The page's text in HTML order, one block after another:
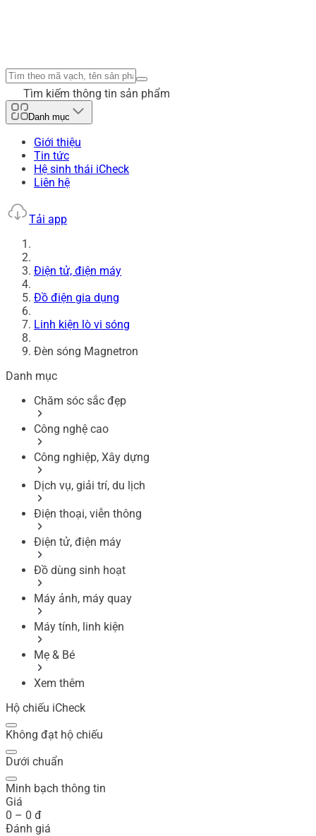
Tìm kiếm thông tin sản phẩm
Danh mục
Giới thiệu
Tin tức
Hệ sinh thái iCheck
Liên hệ
Tải app
Điện tử, điện máy
Đồ điện gia dụng
Linh kiện lò vi sóng
Đèn sóng Magnetron
Danh mục
Chăm sóc sắc đẹp
Công nghệ cao
Công nghiệp, Xây dựng
Dịch vụ, giải trí, du lịch
Điện thoại, viễn thông
Điện tử, điện máy
Đồ dùng sinh hoạt
Máy ảnh, máy quay
Máy tính, linh kiện
Mẹ & Bé
Xem thêm
Hộ chiếu iCheck
Không đạt hộ chiếu
Dưới chuẩn
Minh bạch thông tin
Giá
0 – 0 đ
Đánh giá